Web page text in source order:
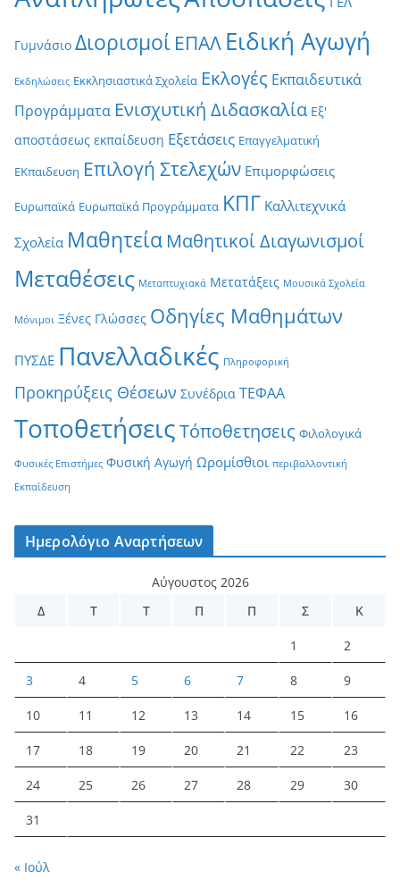
Γυμνάσιο Διορισμοί ΕΠΑΛ Ειδική Αγωγή
Εκδηλώσεις Εκκλησιαστικά Σχολεία Εκλογές Εκπαιδευτικά
Προγράμματα Ενισχυτική Διδασκαλία Εξ'
αποστάσεως εκπαίδευση Εξετάσεις Επαγγελματική
ΕΚπαιδευση Επιλογή Στελεχών Επιμορφώσεις
Ευρωπαϊκά Ευρωπαϊκά Προγράμματα ΚΠΓ Καλλιτεχνικά
Σχολεία Μαθητεία Μαθητικοί Διαγωνισμοί
Μεταθέσεις Μεταπτυχιακά Μετατάξεις Μουσικά Σχολεία
Μόνιμοι Ξένες Γλώσσες Οδηγίες Μαθημάτων
ΠΥΣΔΕ Πανελλαδικές Πληροφορική
Προκηρύξεις Θέσεων Συνέδρια ΤΕΦΑΑ
ΤοποθετήσειςΤόποθετησεις Φιλολογικά
Φυσικές Επιστήμες Φυσική Αγωγή Ωρομίσθιοι περιβαλλοντική
Εκπαίδευση
Ημερολόγιο Αναρτήσεων
Αύγουστος 2026
Δ
Τ Τ Π Π Σ Κ
1 2
3 4 5 6 7 8 9
10 11 12 13 14 15 16
17 18 19 20 21 22 23
24 25 26 27 28 29 30
31
« Ιούλ